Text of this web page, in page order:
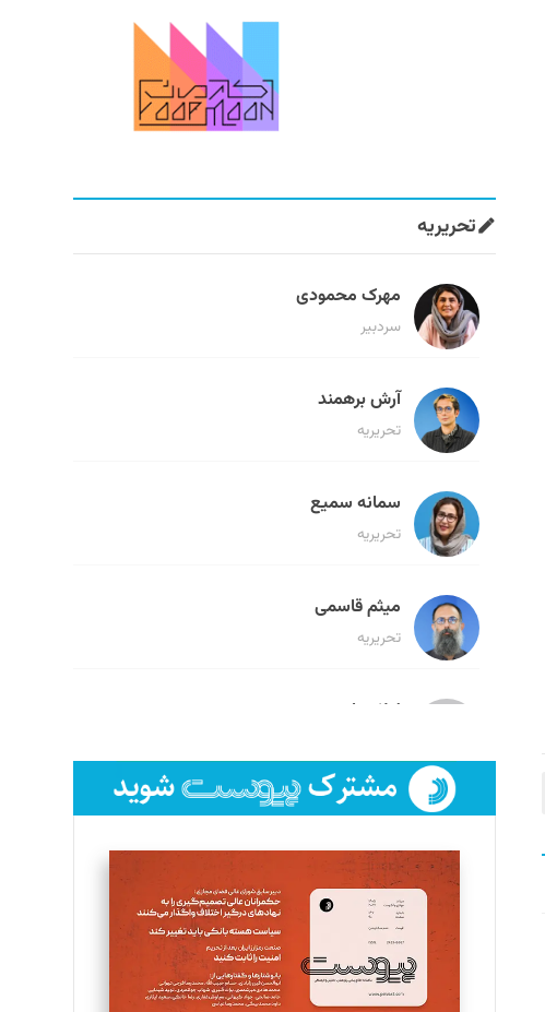
تحریریه
مهرک محمودی
سردبیر
آرش برهمند
تحریریه
سمانه سمیع
تحریریه
میثم قاسمی
تحریریه
لیلا حنارود
فائزه فتحی رستمی
تحریریه
سروش کرمیان
تحریریه